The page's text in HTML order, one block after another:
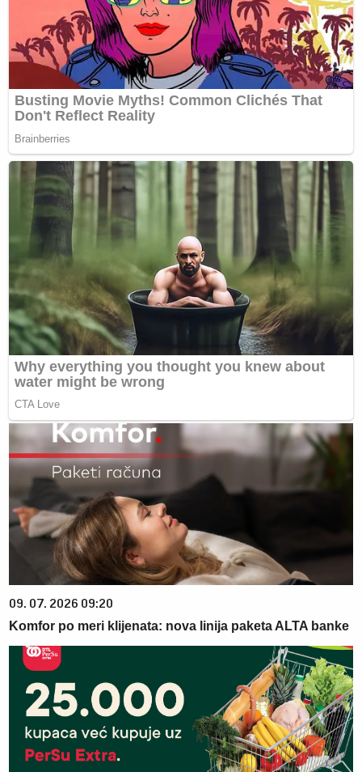
09. 07. 2026 09:20
Komfor po meri klijenata: nova linija paketa ALTA banke